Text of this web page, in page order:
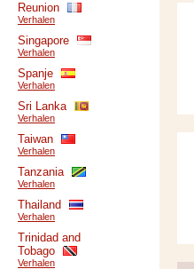
Reunion
Verhalen
Singapore
Verhalen
Spanje
Verhalen
Sri Lanka
Verhalen
Taiwan
Verhalen
Tanzania
Verhalen
Thailand
Verhalen
Trinidad and
Tobago
Verhalen